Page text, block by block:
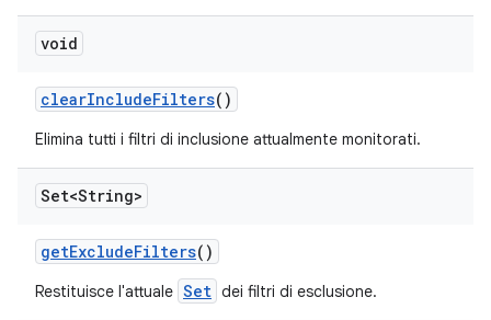
void
clearIncludeFilters()
Elimina tutti i filtri di inclusione attualmente monitorati.
Set<String>
getExcludeFilters()
Restituisce l'attuale Set dei filtri di esclusione.